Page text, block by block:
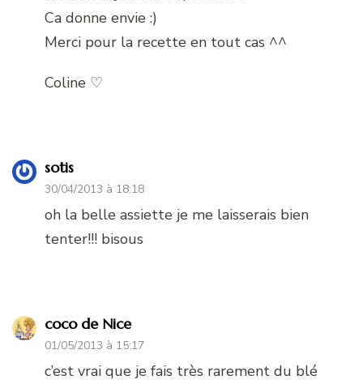
Ca donne envie :)
Merci pour la recette en tout cas ^^
Coline ♡
sotis
30/04/2013 à 18:18
oh la belle assiette je me laisserais bien
tenter!!! bisous
coco de Nice
01/05/2013 à 15:17
c’est vrai que je fais très rarement du blé